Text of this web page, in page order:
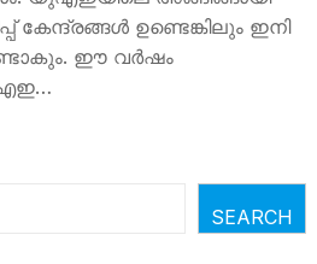
കേന്ദ്രങ്ങള്‍ ഉണ്ടെങ്കിലും ഇനി
ഈ വര്‍ഷം
SEARCH